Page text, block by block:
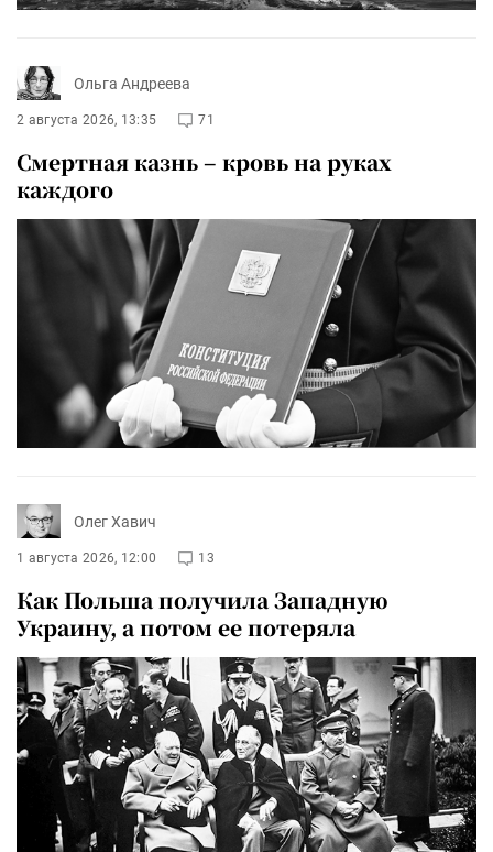
Ольга Андреева
2 августа 2026, 13:35 71
Смертная казнь – кровь на руках
каждого
Олег Хавич
1 августа 2026, 12:00 13
Как Польша получила Западную
Украину, а потом ее потеряла